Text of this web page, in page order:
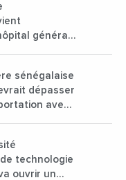
général
sénégalaise
dépasser
avec
technologie
ouvrir un